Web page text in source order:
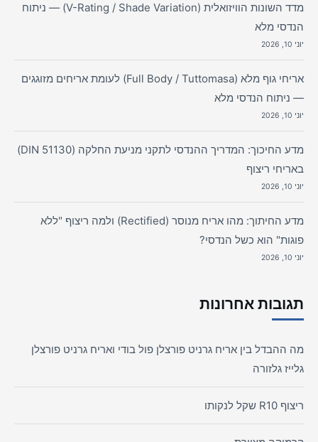
מדד השונות הוויזואלית (V-Rating / Shade Variation) — ניתוח
הנדסי מלא
יוני 10, 2026
אריחי גוף מלא (Full Body / Tuttomasa) לעומת אריחים מזוגגים
— ניתוח הנדסי מלא
יוני 10, 2026
מדע החיכוך: המדריך ההנדסי לתקני מניעת החלקה (DIN 51130)
באריחי ריצוף
יוני 10, 2026
מדע החיתוך: מהו אריח מנוסר (Rectified) ולמה ריצוף "ללא
פוגות" הוא כשל הנדסי?
יוני 10, 2026
תגובות אחרונות
מה ההבדל בין אריח גרניט פורצלן פול בודי ואריח גרניט פורצלן
גלייז גלזורה
ריצוף R10 שקל לנקותו